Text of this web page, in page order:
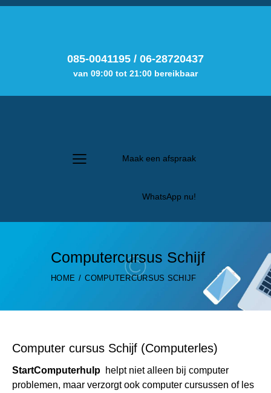
085-0041195 / 06-28720437
van 09:00 tot 21:00 bereikbaar
Maak een afspraak
WhatsApp nu!
Computercursus Schijf
HOME COMPUTERCURSUS SCHIJF
Computer cursus Schijf (Computerles)
StartComputerhulp helpt niet alleen bij computer
problemen, maar verzorgt ook computer cursussen of les